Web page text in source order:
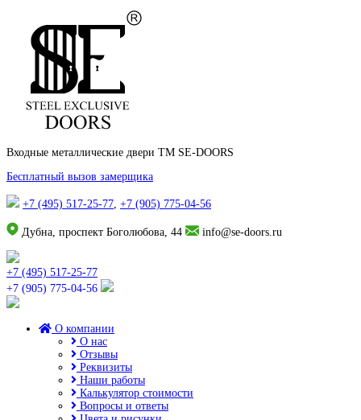
Входные металлические двери TM SE-DOORS
Бесплатный вызов замерщика
+7 (495) 517-25-77, +7 (905) 775-04-56
Дубна, проспект Боголюбова, 44 info@se-doors.ru
+7 (495) 517-25-77
+7 (905) 775-04-56
О компании
О нас
Отзывы
Реквизиты
Наши работы
Калькулятор стоимости
Вопросы и ответы